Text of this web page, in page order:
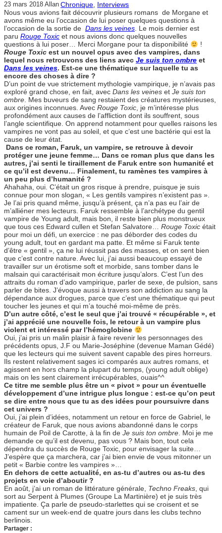
23 mars 2018 Allan Chronique, Interviews
Nous vous avions fait découvrir plusieurs romans de Morgane et
avons même eu l’occasion de lui poser quelques questions à
l’occasion de la sortie de Dans les veines. Le mois dernier est
paru Rouge Toxic et nous avions donc quelques nouvelles
questions à lui poser… Merci Morgane pour ta disponibilité
!
Rouge Toxic est un nouvel opus avec des vampires, dans
lequel nous retrouvons des liens avec Je suis ton ombre et
Dans les veines. Est-ce une thématique sur laquelle tu as
encore des choses à dire ?
D’un point de vue strictement mythologie vampirique, je n’avais pas
exploré grand chose, en fait, avec Dans les veines et Je suis ton
ombre. Mes buveurs de sang restaient des créatures mystérieuses,
aux origines inconnues. Avec Rouge Toxic, je m’intéresse plus
profondément aux causes de l’affliction dont ils souffrent, sous
l’angle scientifique. On apprend notamment pour quelles raisons les
vampires ne vont pas au soleil, et que c’est une bactérie qui est la
cause de leur état.
Dans ce roman, Faruk, un vampire, se retrouve à devoir
protéger une jeune femme… Dans ce roman plus que dans les
autres, j’ai senti le tiraillement de Faruk entre son humanité et
ce qu’il est devenu… Finalement, tu ramènes tes vampires à
un peu plus d’humanité ?
Ahahaha, oui. C’était un gros risque à prendre, puisque je suis
connue pour mon slogan, « Les gentils vampires n’existent pas ».
Je l’ai pris quand même, jusqu’à présent, ça n’a pas eu l’air de
m’alliéner mes lecteurs. Faruk ressemble à l’archétype du gentil
vampire de Young adult, mais bon, il reste bien plus monstrueux
que tous ces Edward cullen et Stefan Salvatore… Rouge Toxic était
pour moi un défi, un exercice : ne pas déborder des codes du
young adult, tout en gardant ma patte. Et même si Faruk tente
d’être « gentil », ça ne lui réussit pas des masses, et on sent bien
que c’est contre nature. Avec lui, j’ai aussi beaucoup essayé de
travailler sur un érotisme soft et morbide, sans tomber dans le
malsain qui caractérisait mon écriture jusqu’alors. C’est l’un des
attraits du roman d’ado vampirique, parler de sexe, de pulsion, sans
parler de bites. J’évoque aussi à travers son addiction au sang la
dépendance aux drogues, parce que c’est une thématique qui peut
toucher les jeunes et qui m’a touché moi-même de près.
D’un autre côté, c’est le seul que j’ai trouvé « récupérable », et
j’ai apprécié une nouvelle fois, le retour à un vampire plus
violent et intéressé par l’hémoglobine
Oui, j’ai pris un malin plaisir à faire revenir les personnages des
précédents opus, J.F ou Marie-Joséphine (devenue Maman Gédé)
que les lecteurs qui me suivent savent capable des pires horreurs.
Ils restent relativement sages ici comparés aux autres romans, et
agissent en hors champ la plupart du temps, (young adult oblige)
mais on les sent clairement irrécupérables, ouais^^
Ce titre me semble plus être un « pivot » pour un éventuelle
développement d’une intrigue plus longue : est-ce qu’on peut
se dire entre nous que tu as des idées pour poursuivre dans
cet univers ?
Oui, j’ai plein d’idées, notamment un retour en force de Gabriel, le
créateur de Faruk, que nous avions abandonné dans le corps
humain de Poil de Carotte, à la fin de Je suis ton ombre. Moi je me
demande ce qu’il est devenu, pas vous ? Mais bon, tout cela
dépendra du succès de Rouge Toxic, pour envisager la suite…
J’espère que ça marchera, car j’ai bien envie de vous mitonner un
petit « Barbie contre les vampires »…
En dehors de cette actualité, en as-tu d’autres ou as-tu des
projets en voie d’aboutir ?
En août, j’ai un roman de littérature générale, Techno Freaks, qui
sort au Serpent à Plumes (Groupe La Martinière) et je suis très
impatiente. Ça parle de pseudo-starlettes qui se croisent et se
cament sur un week-end de quatre jours dans les clubs techno
berlinois.
Partager :